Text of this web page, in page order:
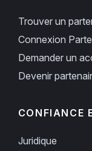
Trouver un
Connexion
Demander un
Devenir
CONFIANCE
Juridique